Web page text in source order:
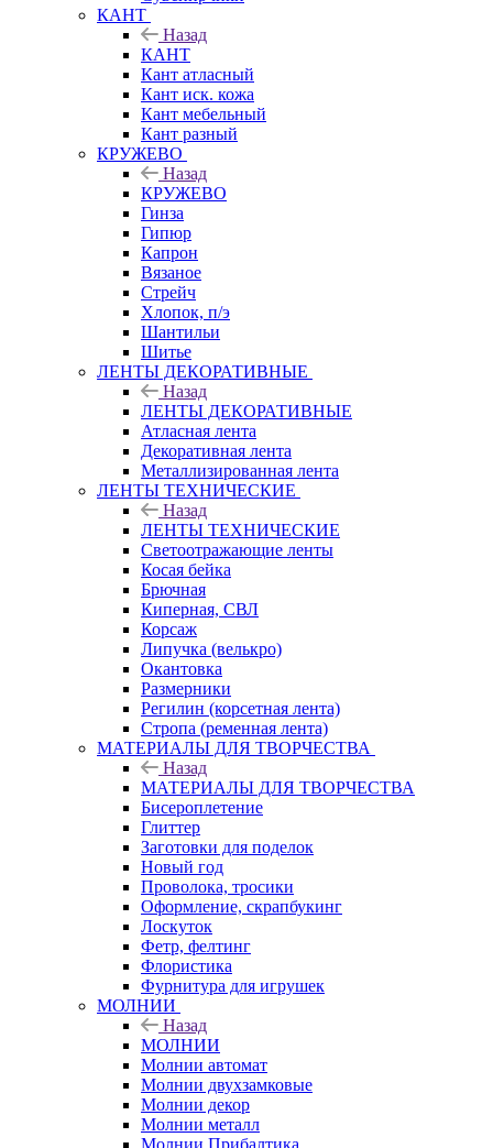
КАНТ
Назад
КАНТ
Кант атласный
Кант иск. кожа
Кант мебельный
Кант разный
КРУЖЕВО
Назад
КРУЖЕВО
Гинза
Гипюр
Капрон
Вязаное
Стрейч
Хлопок, п/э
Шантильи
Шитье
ЛЕНТЫ ДЕКОРАТИВНЫЕ
Назад
ЛЕНТЫ ДЕКОРАТИВНЫЕ
Атласная лента
Декоративная лента
Металлизированная лента
ЛЕНТЫ ТЕХНИЧЕСКИЕ
Назад
ЛЕНТЫ ТЕХНИЧЕСКИЕ
Светоотражающие ленты
Косая бейка
Брючная
Киперная, СВЛ
Корсаж
Липучка (велькро)
Окантовка
Размерники
Регилин (корсетная лента)
Стропа (ременная лента)
МАТЕРИАЛЫ ДЛЯ ТВОРЧЕСТВА
Назад
МАТЕРИАЛЫ ДЛЯ ТВОРЧЕСТВА
Бисероплетение
Глиттер
Заготовки для поделок
Новый год
Проволока, тросики
Оформление, скрапбукинг
Лоскуток
Фетр, фелтинг
Флористика
Фурнитура для игрушек
МОЛНИИ
Назад
МОЛНИИ
Молнии автомат
Молнии двухзамковые
Молнии декор
Молнии металл
Молнии Прибалтика